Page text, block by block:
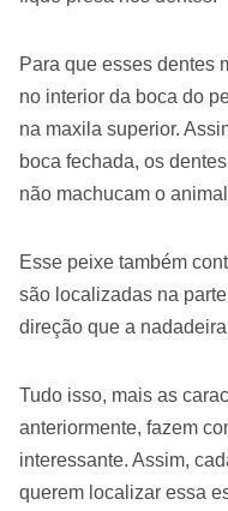
Para que esses dentes
no interior da boca do
na maxila superior.
boca fechada, os
não machucam o
Esse peixe também
são localizadas na
direção que a
Tudo isso, mais as
anteriormente, fazem
interessante. Assim,
querem localizar essa